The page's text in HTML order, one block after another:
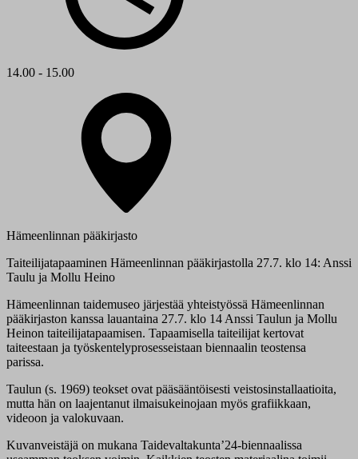
14.00 - 15.00
Hämeenlinnan pääkirjasto
Taiteilijatapaaminen Hämeenlinnan pääkirjastolla 27.7. klo 14: Anssi
Taulu ja Mollu Heino
Hämeenlinnan taidemuseo järjestää yhteistyössä Hämeenlinnan
pääkirjaston kanssa lauantaina 27.7. klo 14 Anssi Taulun ja Mollu
Heinon taiteilijatapaamisen. Tapaamisella taiteilijat kertovat
taiteestaan ja työskentelyprosesseistaan biennaalin teostensa
parissa.
Taulun (s. 1969) teokset ovat pääsääntöisesti veistosinstallaatioita,
mutta hän on laajentanut ilmaisukeinojaan myös grafiikkaan,
videoon ja valokuvaan.
Kuvanveistäjä on mukana Taidevaltakunta’24-biennaalissa